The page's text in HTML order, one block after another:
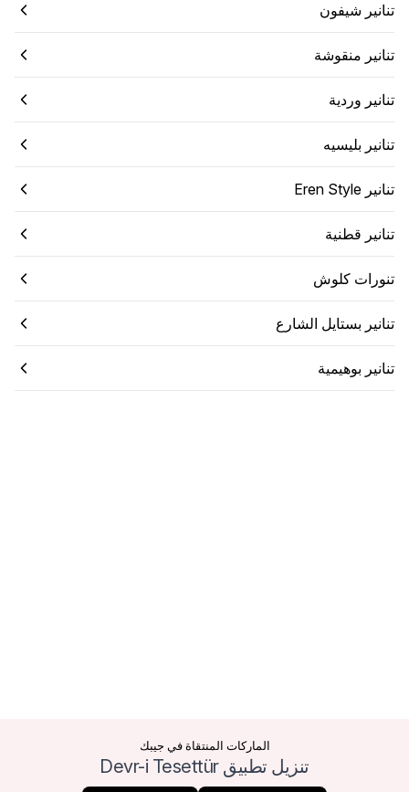
تنانير شيفون
تنانير منقوشة
تنانير وردية
تنانير بليسيه
تنانير Eren Style
تنانير قطنية
تنورات كلوش
تنانير بستايل الشارع
تنانير بوهيمية
الماركات المنتقاة في جيبك
تنزيل تطبيق Devr-i Tesettür